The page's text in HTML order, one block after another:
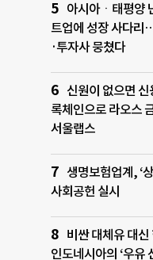
아시아ㆍ태평양
트업에 성장 사다리
·투자사 뭉쳤다
신원이 없으면
록체인으로 라오스
서울랩스
생명보험업계, ‘
사회공헌 실시
비싼 대체유 대
인도네시아의 ‘우유